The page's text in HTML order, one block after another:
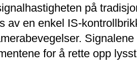
på
av en enkel IS-
for å rette opp